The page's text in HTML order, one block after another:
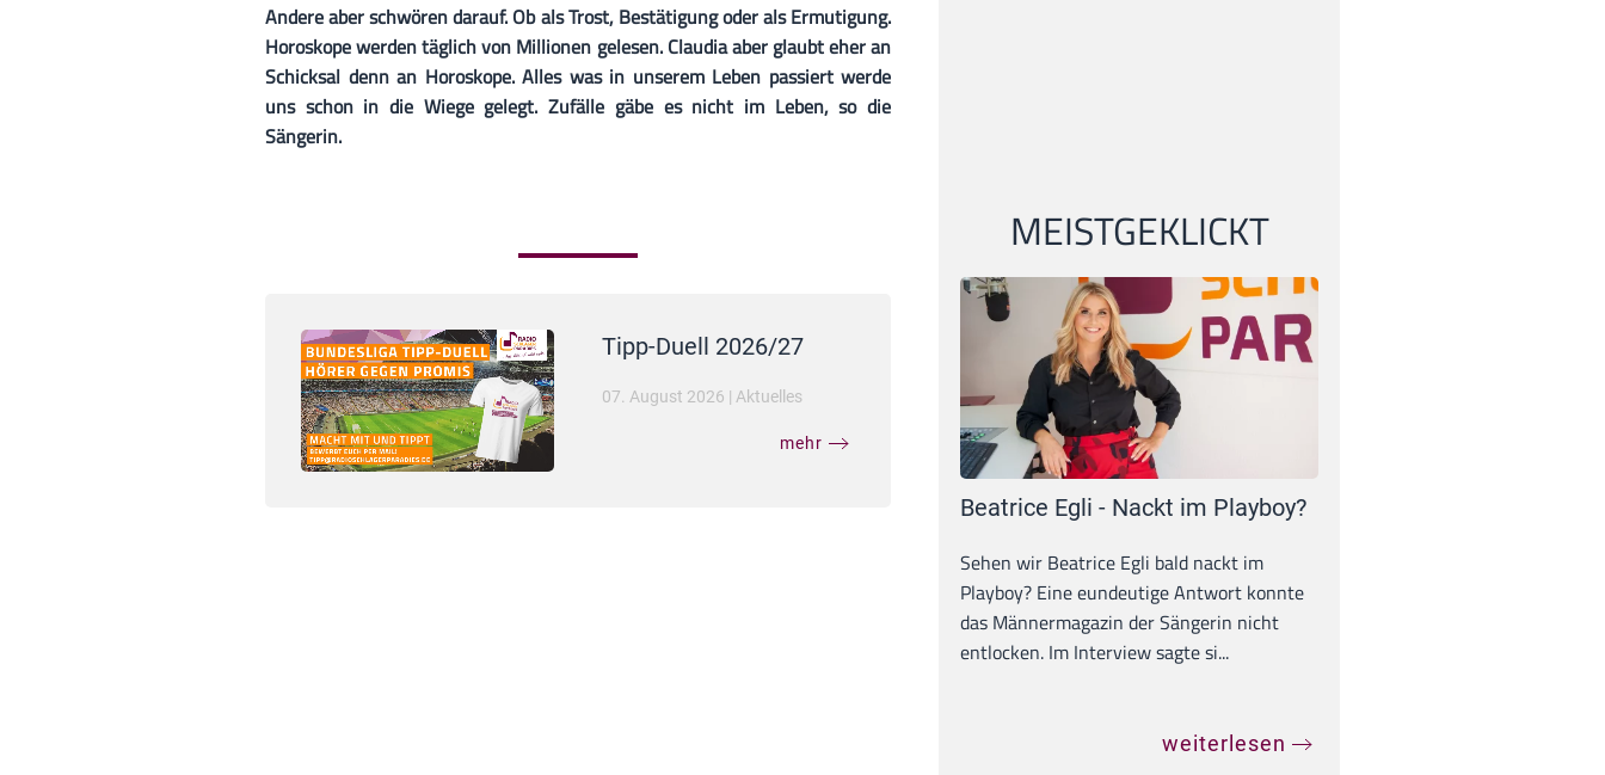
Andere aber schwören darauf. Ob als Trost, Bestätigung oder als Ermutigung.
Horoskope werden täglich von Millionen gelesen. Claudia aber glaubt eher an
Schicksal denn an Horoskope. Alles was in unserem Leben passiert werde
uns schon in die Wiege gelegt. Zufälle gäbe es nicht im Leben, so die
Sängerin.
Tipp-Duell 2026/27
07. August 2026 | Aktuelles
mehr
MEISTGEKLICKT
Beatrice Egli - Nackt im Playboy?
Sehen wir Beatrice Egli bald nackt im
Playboy? Eine eundeutige Antwort konnte
das Männermagazin der Sängerin nicht
entlocken. Im Interview sagte si...
weiterlesen